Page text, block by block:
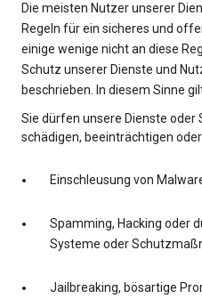
Die meisten Nutzer unserer
Regeln für ein sicheres und
einige wenige nicht an diese
Schutz unserer Dienste und
beschrieben. In diesem Sinne
Sie dürfen unsere Dienste oder
schädigen, beeinträchtigen
Einschleusung von
Spamming, Hacking oder
Systeme oder
Jailbreaking, bösartige